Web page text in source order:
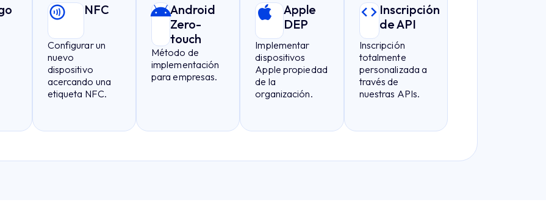
NFC
Configurar un
nuevo
dispositivo
acercando una
etiqueta NFC.
Android
Zero-
touch
Método de
implementación
para empresas.
Apple
DEP
Implementar
dispositivos
Apple propiedad
de la
organización.
Inscripción
de API
Inscripción
totalmente
personalizada a
través de
nuestras APIs.